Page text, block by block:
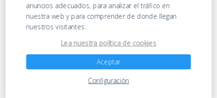
https://ofertasenjuguetes.com/privacy-policy/
Ofertas en Juguetes
anuncios adecuados, para analizar el tráfico en
nuestra web y para comprender de donde llegan
nuestros visitantes.
Lea nuestra política de cookies
Aceptar
Configuración